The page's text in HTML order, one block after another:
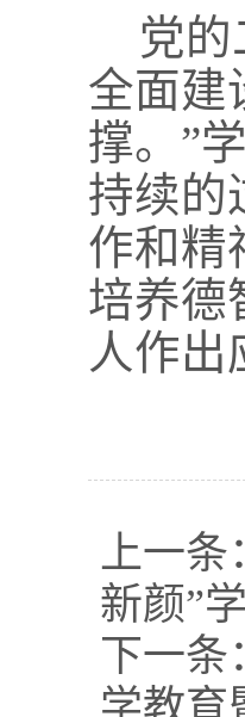
党的
全面建
撑。”
持续的
作和精
培养德
人作出
上一条
新颜”
下一条
学教育